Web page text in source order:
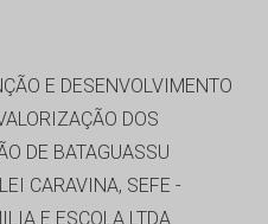
E DESENVOLVIMENTO
DOS
DE BATAGUASSU
CARAVINA, SEFE -
E ESCOLA LTDA